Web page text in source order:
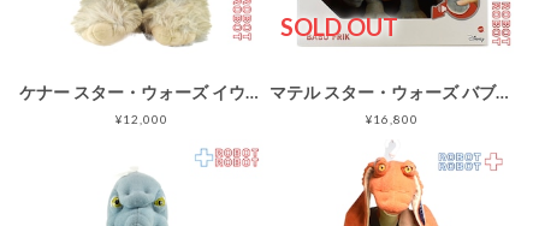
ケナー スター・ウォーズ イウォーク ニーサ ぬいぐるみ 1983 メイドイン韓国
¥12,000
SOLD OUT
マテル スター・ウォーズ バブ・フリック トーキング プラッシュ 箱入り
¥16,800